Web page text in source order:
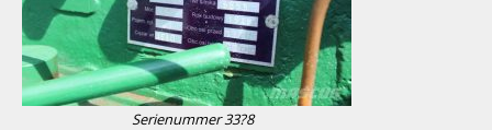
Serienummer 33?8